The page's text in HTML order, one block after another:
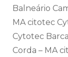
Balneário
MA citotec
Cytotec
Corda – MA